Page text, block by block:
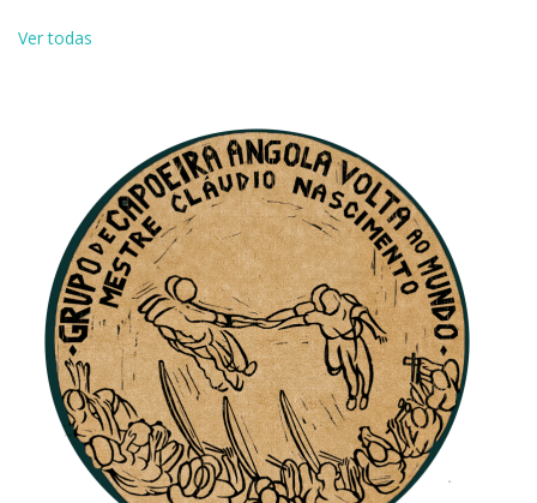
Ver todas